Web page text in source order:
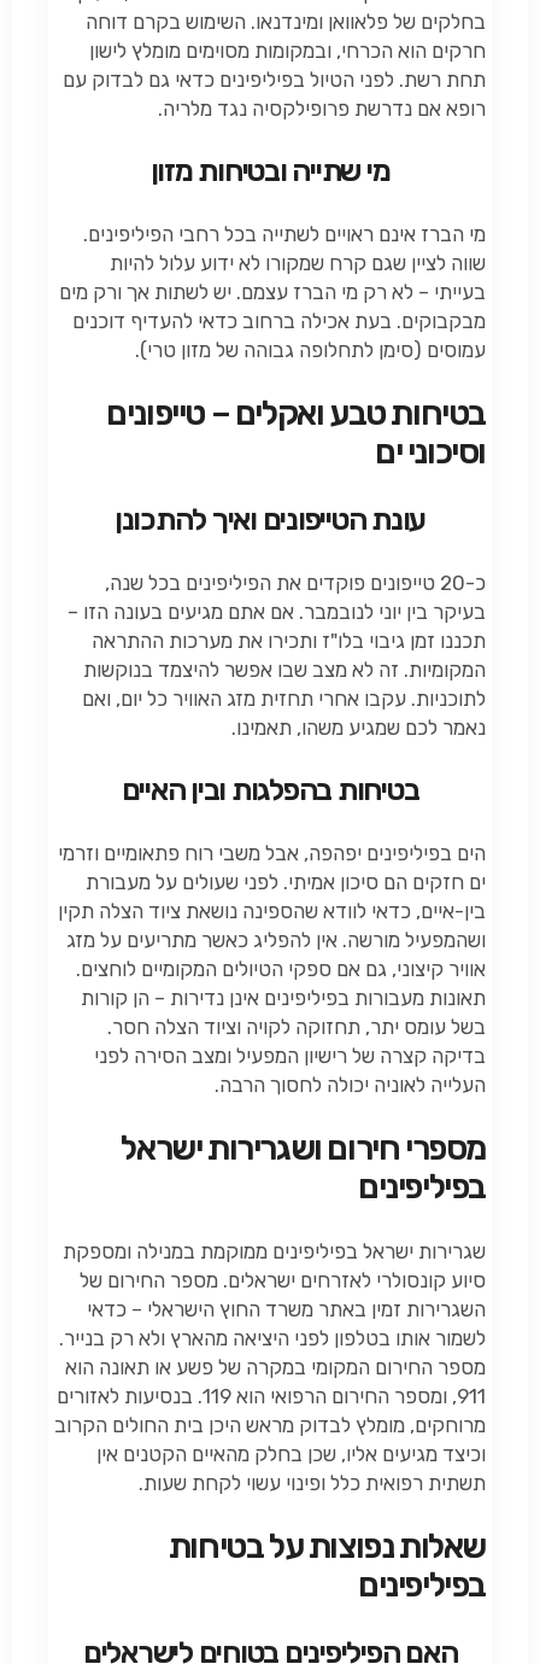
בחלקים של פלאוואן ומינדנאו. השימוש בקרם דוחה
חרקים הוא הכרחי, ובמקומות מסוימים מומלץ לישון
תחת רשת. לפני הטיול בפיליפינים כדאי גם לבדוק עם
רופא אם נדרשת פרופילקסיה נגד מלריה.
מי שתייה ובטיחות מזון
מי הברז אינם ראויים לשתייה בכל רחבי הפיליפינים.
שווה לציין שגם קרח שמקורו לא ידוע עלול להיות
בעייתי – לא רק מי הברז עצמם. יש לשתות אך ורק מים
מבקבוקים. בעת אכילה ברחוב כדאי להעדיף דוכנים
עמוסים (סימן לתחלופה גבוהה של מזון טרי).
בטיחות טבע ואקלים – טייפונים
וסיכוני ים
עונת הטייפונים ואיך להתכונן
כ-20 טייפונים פוקדים את הפיליפינים בכל שנה,
בעיקר בין יוני לנובמבר. אם אתם מגיעים בעונה הזו –
תכננו זמן גיבוי בלו"ז ותכירו את מערכות ההתראה
המקומיות. זה לא מצב שבו אפשר להיצמד בנוקשות
לתוכניות. עקבו אחרי תחזית מזג האוויר כל יום, ואם
נאמר לכם שמגיע משהו, תאמינו.
בטיחות בהפלגות ובין האיים
הים בפיליפינים יפהפה, אבל משבי רוח פתאומיים וזרמי
ים חזקים הם סיכון אמיתי. לפני שעולים על מעבורת
בין-איים, כדאי לוודא שהספינה נושאת ציוד הצלה תקין
ושהמפעיל מורשה. אין להפליג כאשר מתריעים על מזג
אוויר קיצוני, גם אם ספקי הטיולים המקומיים לוחצים.
תאונות מעבורות בפיליפינים אינן נדירות – הן קורות
בשל עומס יתר, תחזוקה לקויה וציוד הצלה חסר.
בדיקה קצרה של רישיון המפעיל ומצב הסירה לפני
העלייה לאוניה יכולה לחסוך הרבה.
מספרי חירום ושגרירות ישראל
בפיליפינים
שגרירות ישראל בפיליפינים ממוקמת במנילה ומספקת
סיוע קונסולרי לאזרחים ישראלים. מספר החירום של
השגרירות זמין באתר משרד החוץ הישראלי – כדאי
לשמור אותו בטלפון לפני היציאה מהארץ ולא רק בנייר.
מספר החירום המקומי במקרה של פשע או תאונה הוא
911, ומספר החירום הרפואי הוא 119. בנסיעות לאזורים
מרוחקים, מומלץ לבדוק מראש היכן בית החולים הקרוב
וכיצד מגיעים אליו, שכן בחלק מהאיים הקטנים אין
תשתית רפואית כלל ופינוי עשוי לקחת שעות.
שאלות נפוצות על בטיחות
בפיליפינים
האם הפיליפינים בטוחים לישראלים